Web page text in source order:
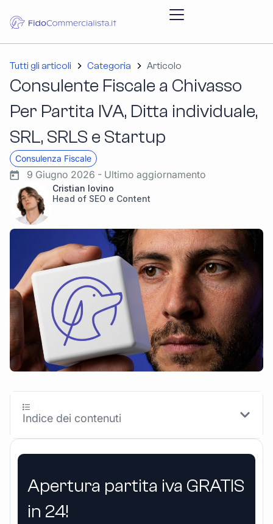
Tutti gli articoli Categoria Articolo
Consulente Fiscale a Chivasso
Per Partita IVA, Ditta individuale,
SRL, SRLS e Startup
Consulenza Fiscale
9 Giugno 2026 - Ultimo aggiornamento
Cristian Iovino
Head of SEO e Content
Apertura partita iva GRATIS
in 24!
Indice dei contenuti